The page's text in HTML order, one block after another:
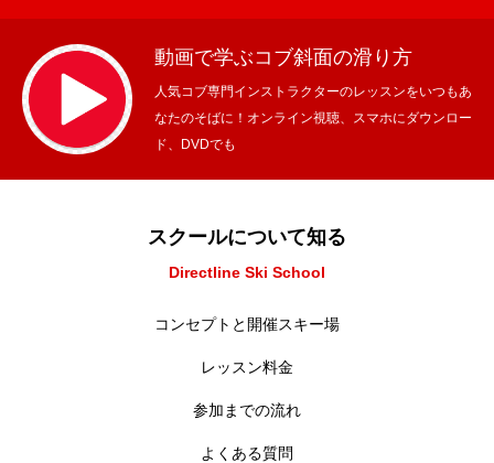
動画で学ぶコブ斜面の滑り方
人気コブ専門インストラクターのレッスンをいつもあ
なたのそばに！オンライン視聴、スマホにダウンロー
ド、DVDでも
スクールについて知る
Directline Ski School
コンセプトと開催スキー場
レッスン料金
参加までの流れ
よくある質問